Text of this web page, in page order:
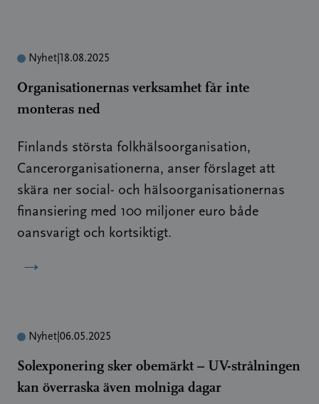
Nyhet 18.08.2025
Organisationernas verksamhet får inte
monteras ned
Finlands största folkhälsoorganisation,
Cancerorganisationerna, anser förslaget att
skära ner social- och hälsoorganisationernas
finansiering med 100 miljoner euro både
oansvarigt och kortsiktigt.
→
Nyhet 06.05.2025
Solexponering sker obemärkt – UV-strålningen
kan överraska även molniga dagar